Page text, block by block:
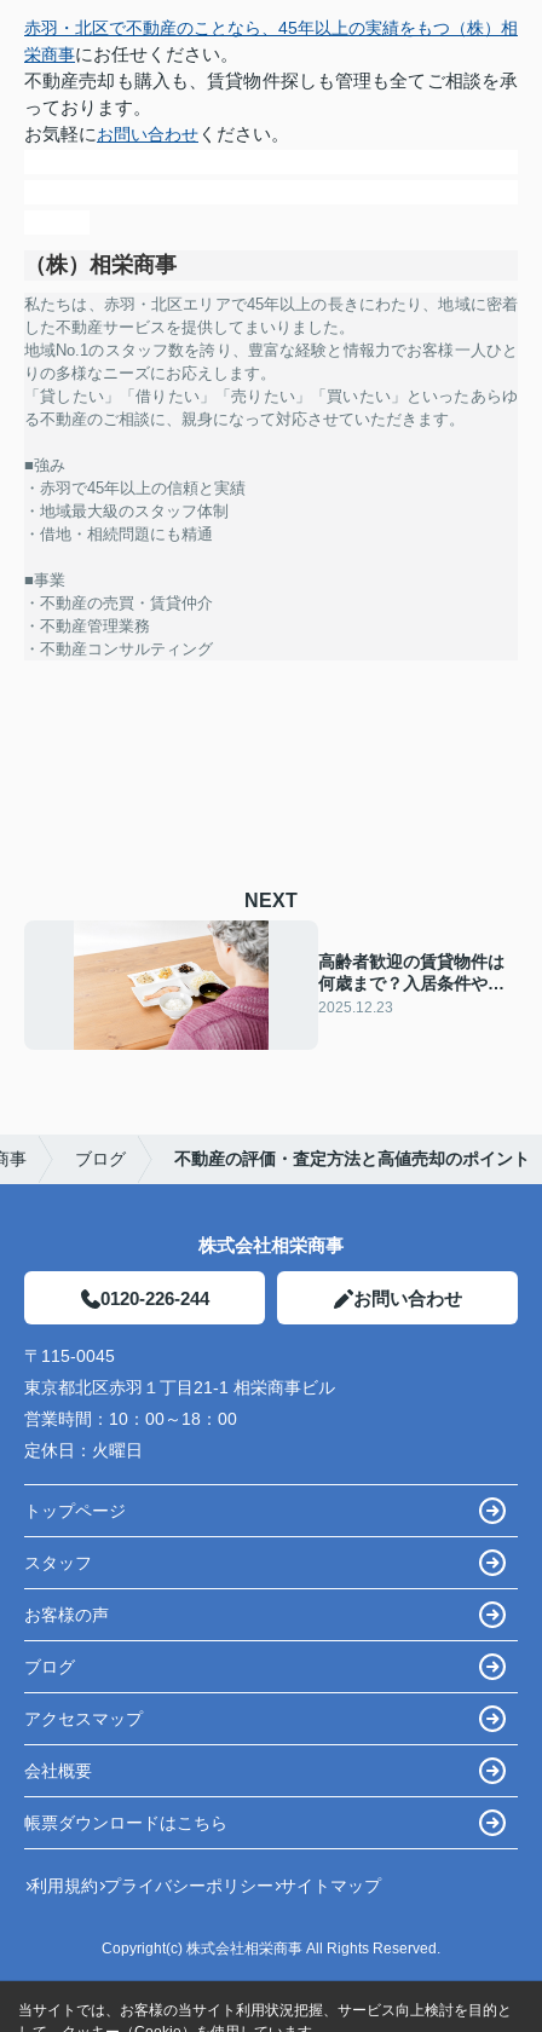
赤羽・北区で不動産のことなら、45年以上の実績をもつ（株）相
栄商事にお任せください。
不動産売却も購入も、賃貸物件探しも管理も全てご相談を承
っております。
お気軽にお問い合わせ ください。
（株）相栄商事
私たちは、赤羽・北区エリアで45年以上の長きにわたり、地域に密着
した不動産サービスを提供してまいりました。
地域No.1のスタッフ数を誇り、豊富な経験と情報力でお客様一人ひと
りの多様なニーズにお応えします。
「貸したい」「借りたい」「売りたい」「買いたい」といったあらゆ
る不動産のご相談に、親身になって対応させていただきます。
■強み
・赤羽で45年以上の信頼と実績
・地域最大級のスタッフ体制
・借地・相続問題にも精通
■事業
・不動産の売買・賃貸仲介
・不動産管理業務
・不動産コンサルティング
NEXT
高齢者歓迎の賃貸物件は
何歳まで？入居条件や注
意点についても解説
2025.12.23
事 ブログ 不動産の評価・査定方法と高値売却のポイント
株式会社相栄商事
0120-226-244 お問い合わせ
〒115-0045
東京都北区赤羽１丁目21-1 相栄商事ビル
営業時間： 10：00～18：00
定休日： 火曜日
トップページ
スタッフ
お客様の声
ブログ
アクセスマップ
会社概要
帳票ダウンロードはこちら
利用規約 プライバシーポリシー サイトマップ
Copyright(c) 株式会社相栄商事 All Rights Reserved.
当サイトでは、お客様の当サイト利用状況把握、サービス向上検討を目的と